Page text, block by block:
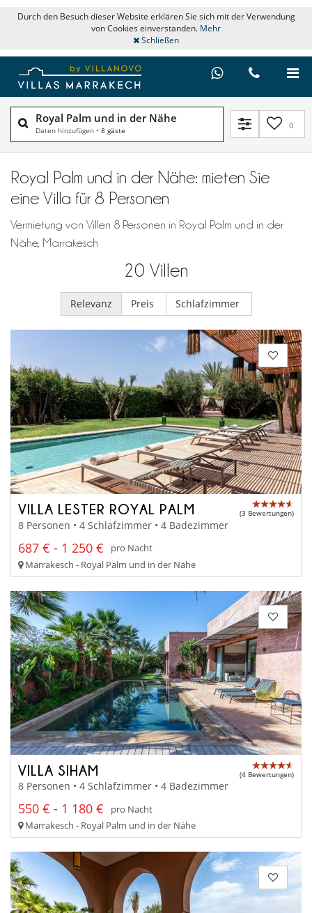
Durch den Besuch dieser Website erklären Sie sich mit der Verwendung
von Cookies einverstanden. Mehr
Schließen
Royal Palm und in der Nähe
Daten hinzufügen • 8 gäste 0
Royal Palm und in der Nähe: mieten Sie
eine Villa für 8 Personen
Vermietung von Villen 8 Personen in Royal Palm und in der
Nähe, Marrakesch
20 Villen
Relevanz Preis Schlafzimmer
VILLA LESTER ROYAL PALM (3 Bewertungen)
8 Personen • 4 Schlafzimmer • 4 Badezimmer
687 € - 1 250 €
pro Nacht
Marrakesch - Royal Palm und in der Nähe
VILLA SIHAM (4 Bewertungen)
8 Personen • 4 Schlafzimmer • 4 Badezimmer
550 € - 1 180 €
pro Nacht
Marrakesch - Royal Palm und in der Nähe